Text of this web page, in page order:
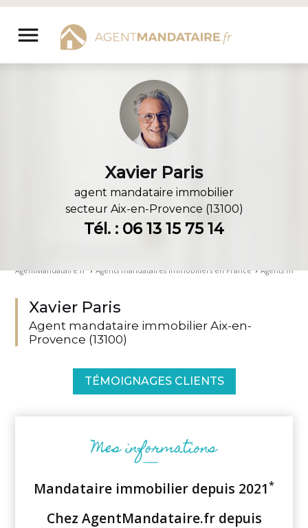
Aller
contenu
menu
Xavier Paris
agent mandataire immobilier
secteur Aix-en-Provence (13100)
Tél. : 06 13 15 75 14
AgentMandataire.fr › Agents mandataires immobiliers en France › Agents
Xavier Paris
Agent mandataire immobilier Aix-en-
Provence (13100)
TÉMOIGNAGES CLIENTS
Mandataire immobilier depuis 2021*
Chez AgentMandataire.fr depuis